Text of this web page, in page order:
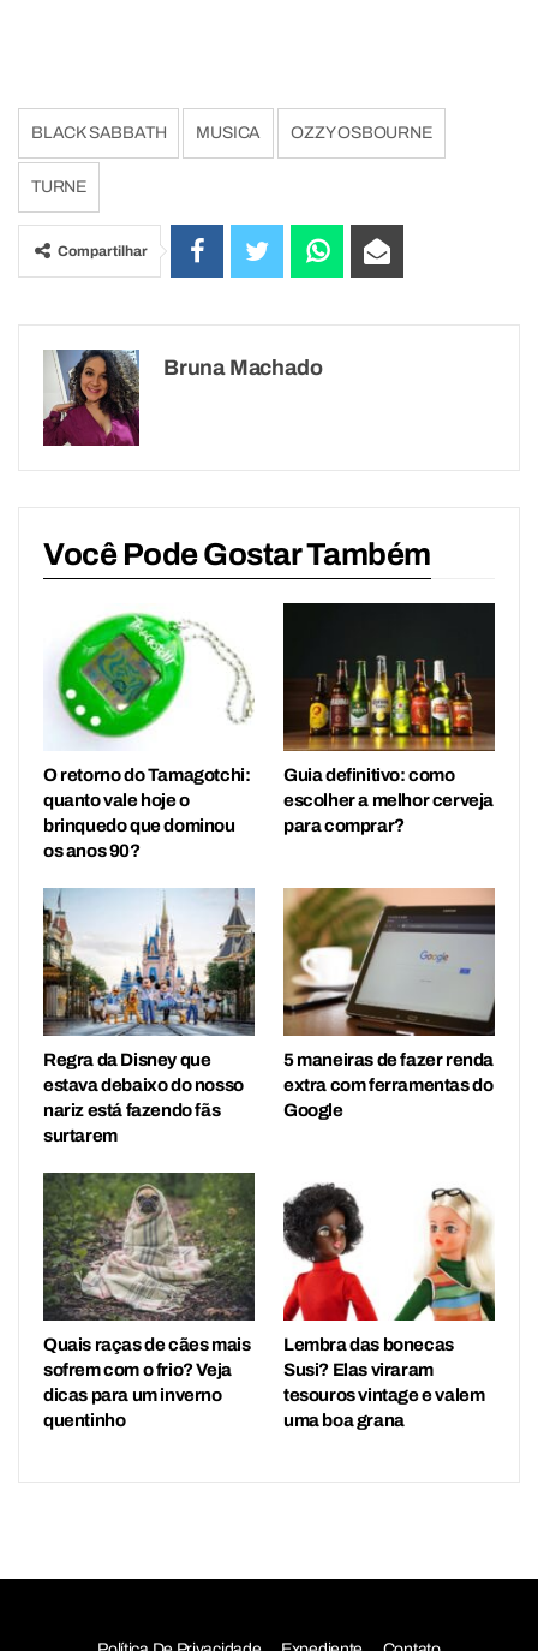
BLACK SABBATH MUSICA OZZY OSBOURNE
TURNE
Compartilhar
Bruna Machado
Você Pode Gostar Também
O retorno do Tamagotchi:
quanto vale hoje o
brinquedo que dominou
os anos 90?
Guia definitivo: como
escolher a melhor cerveja
para comprar?
Regra da Disney que
estava debaixo do nosso
nariz está fazendo fãs
surtarem
5 maneiras de fazer renda
extra com ferramentas do
Google
Quais raças de cães mais
sofrem com o frio? Veja
dicas para um inverno
quentinho
Lembra das bonecas
Susi? Elas viraram
tesouros vintage e valem
uma boa grana